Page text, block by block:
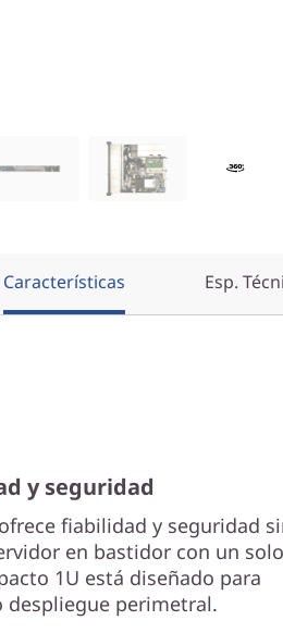
Características Esp.
y seguridad
fiabilidad y seguridad
en bastidor con un solo
1U está diseñado para
despliegue perimetral.